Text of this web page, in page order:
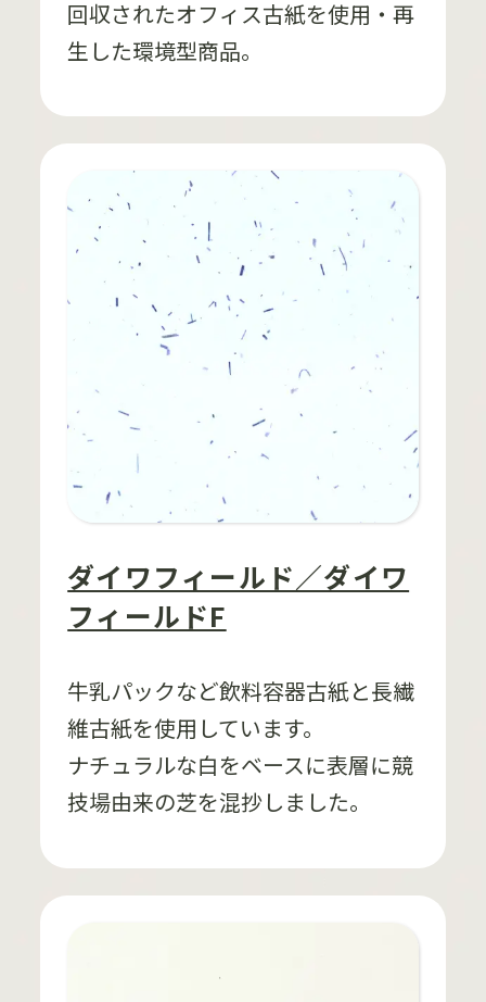
回収されたオフィス古紙を使用・再
生した環境型商品。
ダイワフィールド／ダイワ
フィールドF
牛乳パックなど飲料容器古紙と長繊
維古紙を使用しています。
ナチュラルな白をベースに表層に競
技場由来の芝を混抄しました。